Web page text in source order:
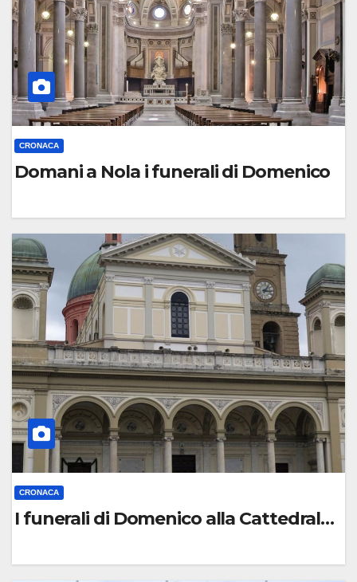
T
CRONACA
Domani a Nola i funerali di Domenico
0
C
O
M
M
N
T
O
CRONACA
I funerali di Domenico alla Cattedrale di
0